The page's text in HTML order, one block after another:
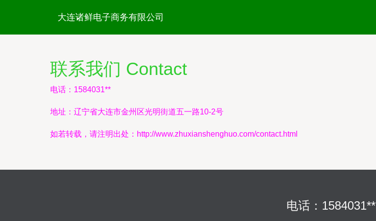
大连诸鲜电子商务有限公司
联系我们 Contact
电话：1584031**
地址：辽宁省大连市金州区光明街道五一路10-2号
如若转载，请注明出处：http://www.zhuxianshenghuo.com/contact.html
电话：1584031**